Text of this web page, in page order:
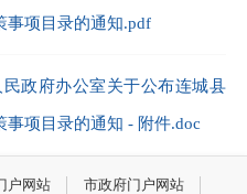
事项目录的通知.pdf
政府办公室关于公布连城县
事项目录的通知 - 附件.doc
户网站
市政府门户网站